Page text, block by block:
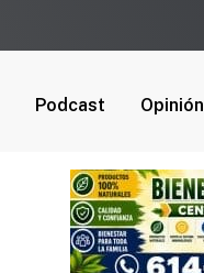
Podcast Opinión